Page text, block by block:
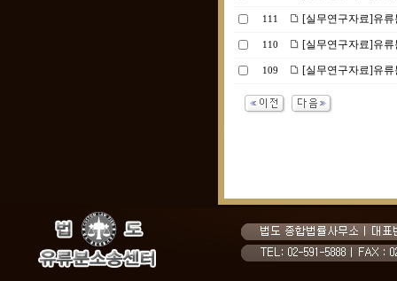
111 [실무연구자료]유
110 [실무연구자료]유
109 [실무연구자료]유